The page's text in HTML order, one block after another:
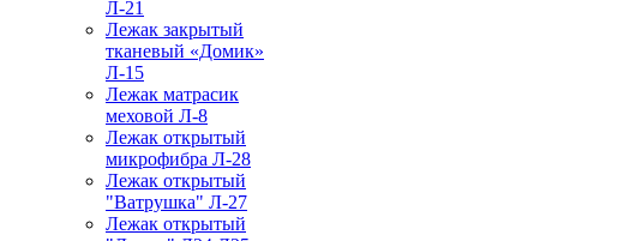
Л-21
Лежак закрытый
тканевый «Домик»
Л-15
Лежак матрасик
меховой Л-8
Лежак открытый
микрофибра Л-28
Лежак открытый
"Ватрушка" Л-27
Лежак открытый